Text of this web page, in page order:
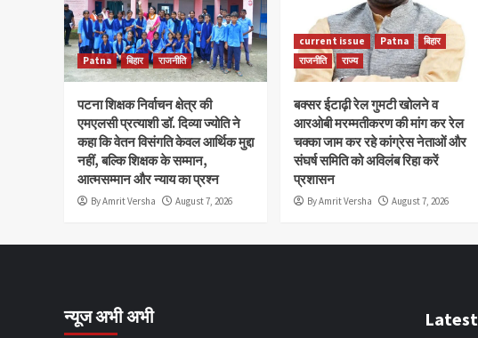
Patna बिहार राजनीति
पटना शिक्षक निर्वाचन क्षेत्र की
एमएलसी प्रत्याशी डॉ. दिव्या ज्योति ने
कहा कि वेतन विसंगति केवल आर्थिक मुद्दा
नहीं, बल्कि शिक्षक के सम्मान,
आत्मसम्मान और न्याय का प्रश्न
By Amrit Versha August 7, 2026
current issue Patna
बिहार
राजनीति
राज्य
बक्सर ईटाढ़ी रेल गुमटी खोलने व
आरओबी मरम्मतीकरण की मांग कर रेल
चक्का जाम कर रहे कांग्रेस नेताओं और
संघर्ष समिति को अविलंब रिहा करें
प्रशासन
By Amrit Versha August 7, 2026
न्यूज अभी अभी Latest